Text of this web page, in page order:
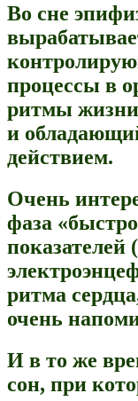
Во сне
процессы в
ритмы жизни
и
действием.
Очень
фаза
показателей
ритма
очень
И в то же
сон, при